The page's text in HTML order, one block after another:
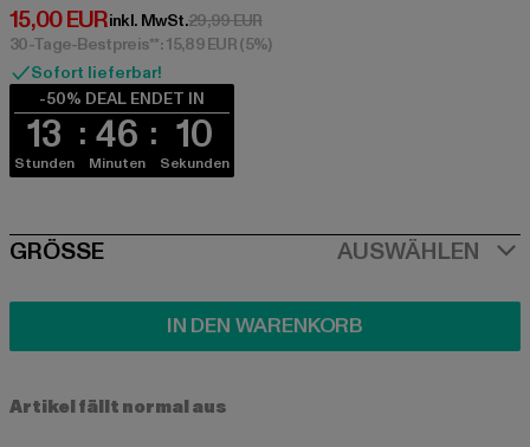
15,00 EUR
Derzeitiger Preis: 15,00 EUR
inkl. MwSt.29,99 EURAktionspreis: 29,99 EUR
30-Tage-Bestpreis**: 15,89 EUR(5%)
Sofort lieferbar!
-50% DEAL ENDET IN
13
Stunden
46
Minuten
10
Sekunden
SIZE
GRÖSSE AUSWÄHLEN
IN DEN WARENKORB
Artikel fällt normal aus